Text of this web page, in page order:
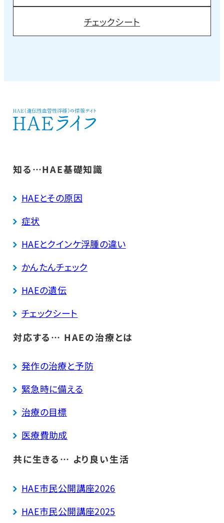
チェックシート
知る…HAE基礎知識
HAEとその原因
症状
HAEとクインケ浮腫の違い
かんたんチェック
HAEの遺伝
チェックシート
対応する… HAEの治療とは
発作の治療と予防
緊急時に備える
治療の目標
医療費助成
共に生きる… より良い生活
HAE市民公開講座2026
HAE市民公開講座2025